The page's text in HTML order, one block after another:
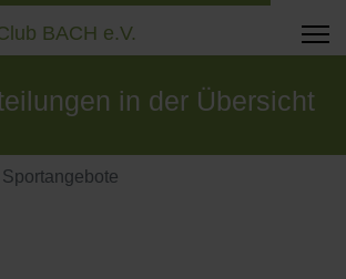
BACH e.V.
in der Übersicht
Sportangebote